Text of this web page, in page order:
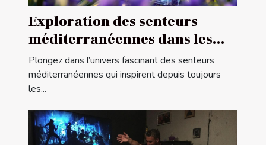
Exploration des senteurs
méditerranéennes dans les
parfums féminins
Plongez dans l’univers fascinant des senteurs
méditerranéennes qui inspirent depuis toujours
les...